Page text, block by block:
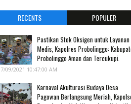
RECENTS POPULER
Pastikan Stok Oksigen untuk Layanan
Medis, Kapolres Probolinggo:
Probolinggo Aman dan Tercukupi.
7/09/2021 10:47:00 AM
Karnaval Akulturasi Budaya Desa
Pagowan Berlangsung Meriah,